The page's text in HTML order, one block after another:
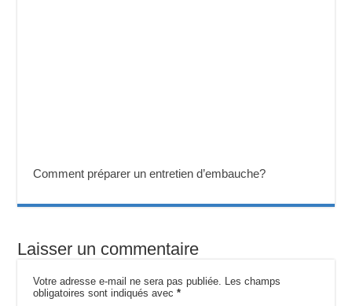
Comment préparer un entretien d’embauche?
Laisser un commentaire
Votre adresse e-mail ne sera pas publiée. Les champs
obligatoires sont indiqués avec*